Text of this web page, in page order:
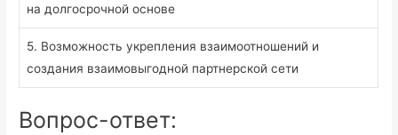
на долгосрочной основе
5. Возможность укрепления взаимоотношений и
создания взаимовыгодной партнерской сети
Вопрос-ответ: